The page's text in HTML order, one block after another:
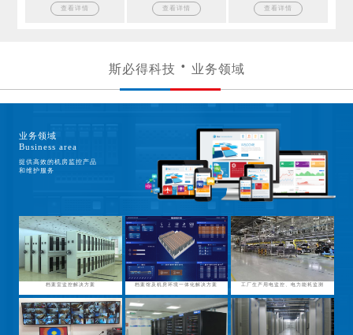
查看详情 查看详情 查看详情
斯必得科技 业务领域
业务领域
Business area
提供高效的机房监控产品
和维护服务
档案室监控解决方案 档案馆及机房环境一体化解决方案 工厂生产用电监控、电力能耗监测